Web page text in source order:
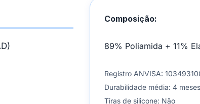
Composição:
89% Poliamida + 11%
Registro ANVISA:
Durabilidade média: 4 meses
Tiras de silicone: Não